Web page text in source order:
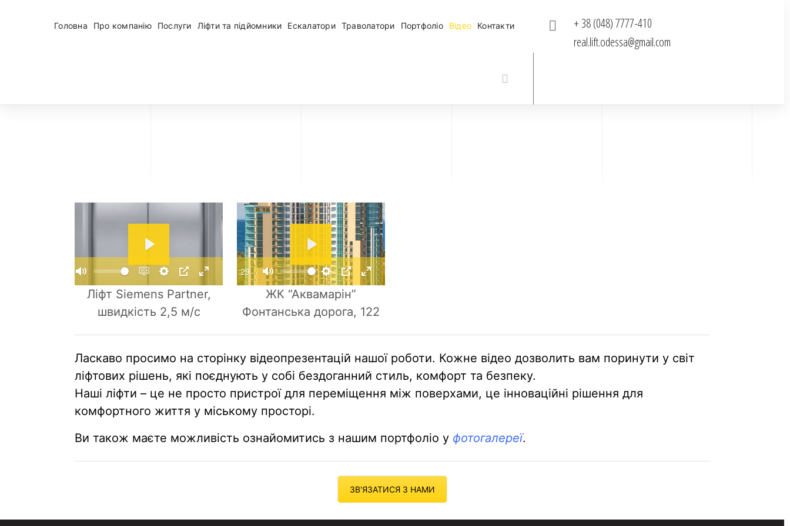
Головна Про компанію Послуги Ліфти та підйомники Ескалатори Траволатори Портфоліо Відео Контакти
+ 38 (048) 7777-410
real.lift.odessa@gmail.com
M
e
E
n
a
b
e
c
a
p
i
o
S
e
t
t
n
g
P
P
E
n
e
f
u
l
l
c
r
l
a
Ліфт Siemens Partner,
швидкість 2,5 м/с
P
l
y
01:29
M
u
t
e
S
e
t
t
n
g
s
P
I
P
E
t
e
f
u
l
c
r
e
e
n
l
a
ЖК “Аквамарін”
Фонтанська дорога, 122
Ласкаво просимо на сторінку відеопрезентацій нашої роботи. Кожне відео дозволить вам поринути у світ
ліфтових рішень, які поєднують у собі бездоганний стиль, комфорт та безпеку.
Наші ліфти – це не просто пристрої для переміщення між поверхами, це інноваційні рішення для
комфортного життя у міському просторі.
Ви також маєте можливість ознайомитись з нашим портфоліо у фотогалереї.
ЗВ'ЯЗАТИСЯ З НАМИ